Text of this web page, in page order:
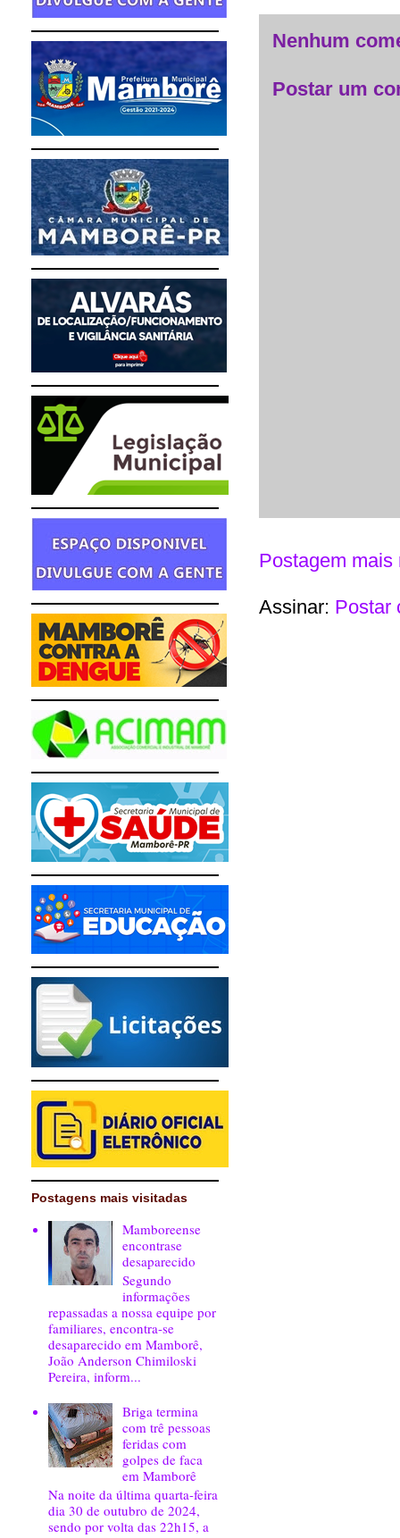
Nenhum
Postar um
Postagem mais
Assinar: Postar
Postagens mais visitadas
Mamboreense
encontrase
desaparecido
Segundo
informações
repassadas a nossa equipe por
familiares, encontra-se
desaparecido em Mamborê,
João Anderson Chimiloski
Pereira, inform...
Briga termina
com trê pessoas
feridas com
golpes de faca
em Mamborê
Na noite da última quarta-feira
dia 30 de outubro de 2024,
sendo por volta das 22h15, a